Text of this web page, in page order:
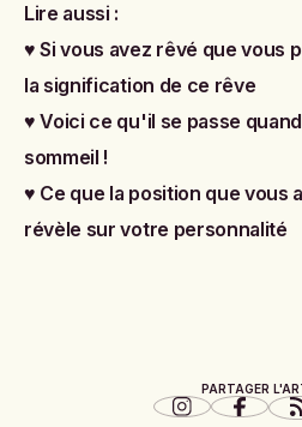
Lire aussi :
♥Si vous avez rêvé que vous
la signification de ce rêve
♥Voici ce qu'il se passe
sommeil !
♥ Ce que la position que vous
révèle sur votre personnalité
PARTAGER